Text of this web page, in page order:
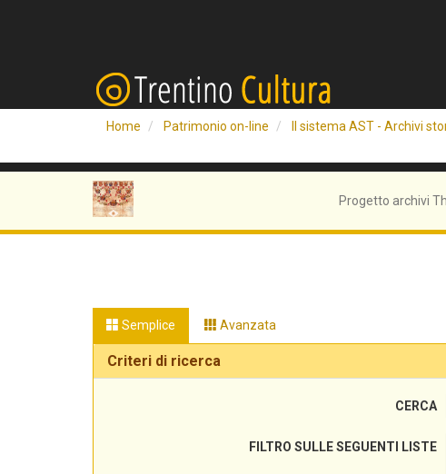
Home Patrimonio on-line Il sistema AST - Archivi
Progetto archivi
Semplice Avanzata
Criteri di ricerca
CERCA
FILTRO SULLE SEGUENTI LISTE